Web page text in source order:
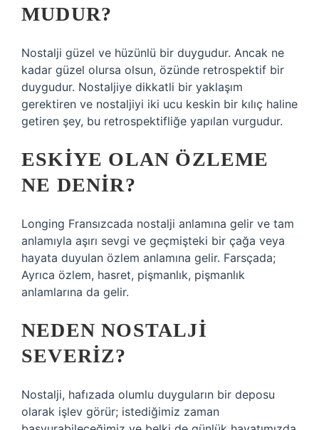
MUDUR?
Nostalji güzel ve hüzünlü bir duygudur. Ancak ne
kadar güzel olursa olsun, özünde retrospektif bir
duygudur. Nostaljiye dikkatli bir yaklaşım
gerektiren ve nostaljiyi iki ucu keskin bir kılıç haline
getiren şey, bu retrospektifliğe yapılan vurgudur.
ESKIYE OLAN ÖZLEME
NE DENIR?
Longing Fransızcada nostalji anlamına gelir ve tam
anlamıyla aşırı sevgi ve geçmişteki bir çağa veya
hayata duyulan özlem anlamına gelir. Farsçada;
Ayrıca özlem, hasret, pişmanlık, pişmanlık
anlamlarına da gelir.
NEDEN NOSTALJI
SEVERIZ?
Nostalji, hafızada olumlu duyguların bir deposu
olarak işlev görür; istediğimiz zaman